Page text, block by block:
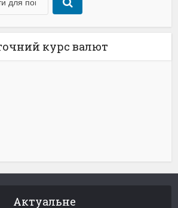
курс валют
Актуальне